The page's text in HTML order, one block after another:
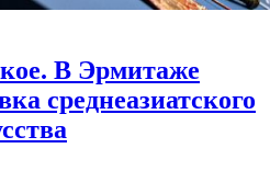
В Эрмитаже
среднеазиатского